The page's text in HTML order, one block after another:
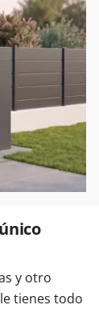
y otro
tienes todo